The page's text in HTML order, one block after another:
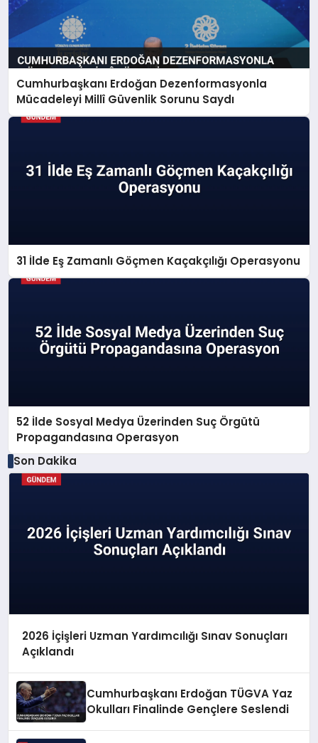
Cumhurbaşkanı Erdoğan Dezenformasyonla
Mücadeleyi Millî Güvenlik Sorunu Saydı
31 İlde Eş Zamanlı Göçmen Kaçakçılığı Operasyonu
52 İlde Sosyal Medya Üzerinden Suç Örgütü
Propagandasına Operasyon
Son Dakika
2026 İçişleri Uzman Yardımcılığı Sınav Sonuçları
Açıklandı
Cumhurbaşkanı Erdoğan TÜGVA Yaz
Okulları Finalinde Gençlere Seslendi